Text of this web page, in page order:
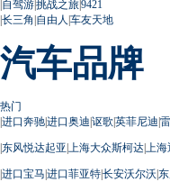
|自驾游|挑战之旅|9421
|长三角 |自由人 |车友天地
汽车品牌
热门
|进口奔驰|进口奥迪|讴歌|英菲尼迪|
|东风悦达起亚| 上海大众斯柯达| 上
|进口宝马|进口菲亚特|长安沃尔沃|